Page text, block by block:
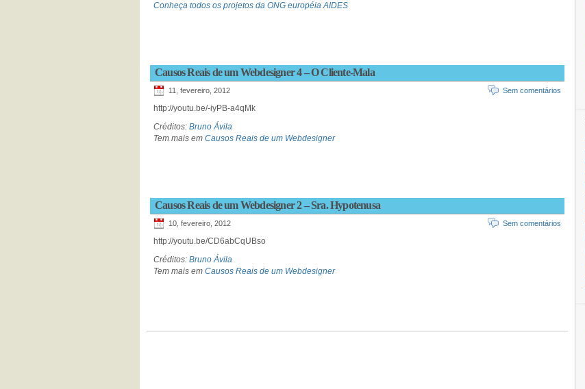
Conheça todos os projetos da ONG européia AIDES
Causos Reais de um Webdesigner 4 – O Cliente-Mala
11, fevereiro, 2012 Sem comentários
http://youtu.be/-iyPB-a4qMk
Créditos: Bruno Ávila
Tem mais em Causos Reais de um Webdesigner
Causos Reais de um Webdesigner 2 – Sra. Hypotenusa
10, fevereiro, 2012 Sem comentários
http://youtu.be/CD6abCqUBso
Créditos: Bruno Ávila
Tem mais em Causos Reais de um Webdesigner